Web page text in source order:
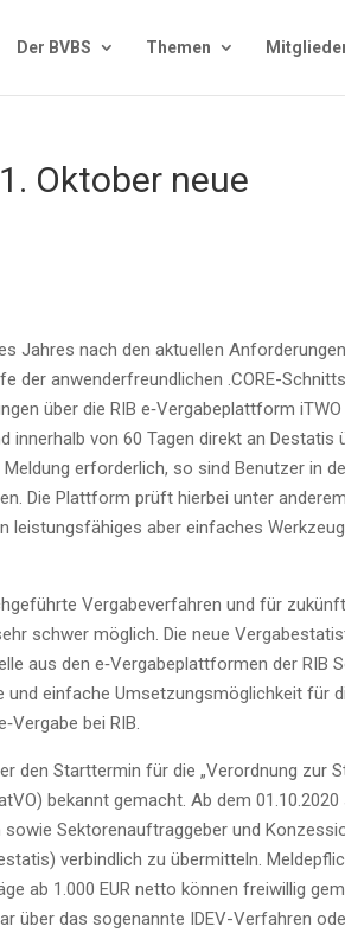
Der BVBS The­men
Okto­ber neue
Jah­res nach den aktu­el­len
der anwen­der­freund­li­chen .CORE-
über die RIB e‑Vergabeplattform iTWO
von 60 Tagen direkt an Desta­tis
erfor­der­lich, so sind Benut­zer in
Die Platt­form prüft hier­bei unter
leis­tungs­fä­hi­ges aber ein­fa­ches
Ver­ga­be­ver­fah­ren und für
schwer mög­lich. Die neue
aus den e‑Vergabeplattformen der RIB
und ein­fa­che Umset­zungs­mög­lich­keit für
bei RIB.
den Start­ter­min für die „Ver­ord­nung zur
bekannt gemacht. Ab dem 01.10.2020
Sek­to­ren­auf­trag­ge­ber und
ver­bind­lich zu über­mit­teln.
ab 1.000 EUR net­to kön­nen frei­wil­lig
über das soge­nann­te IDEV-Ver­fah­ren